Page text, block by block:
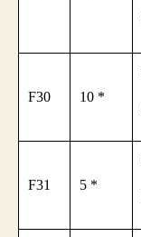
F30 10 *
F31 5 *